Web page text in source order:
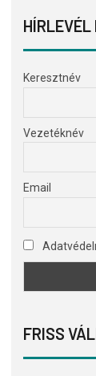
HÍRLEVÉL
Keresztnév
Vezetéknév
Email
FRISS